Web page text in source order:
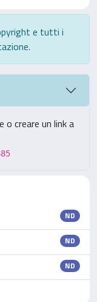
e tutti i
creare un link a
ND
ND
ND